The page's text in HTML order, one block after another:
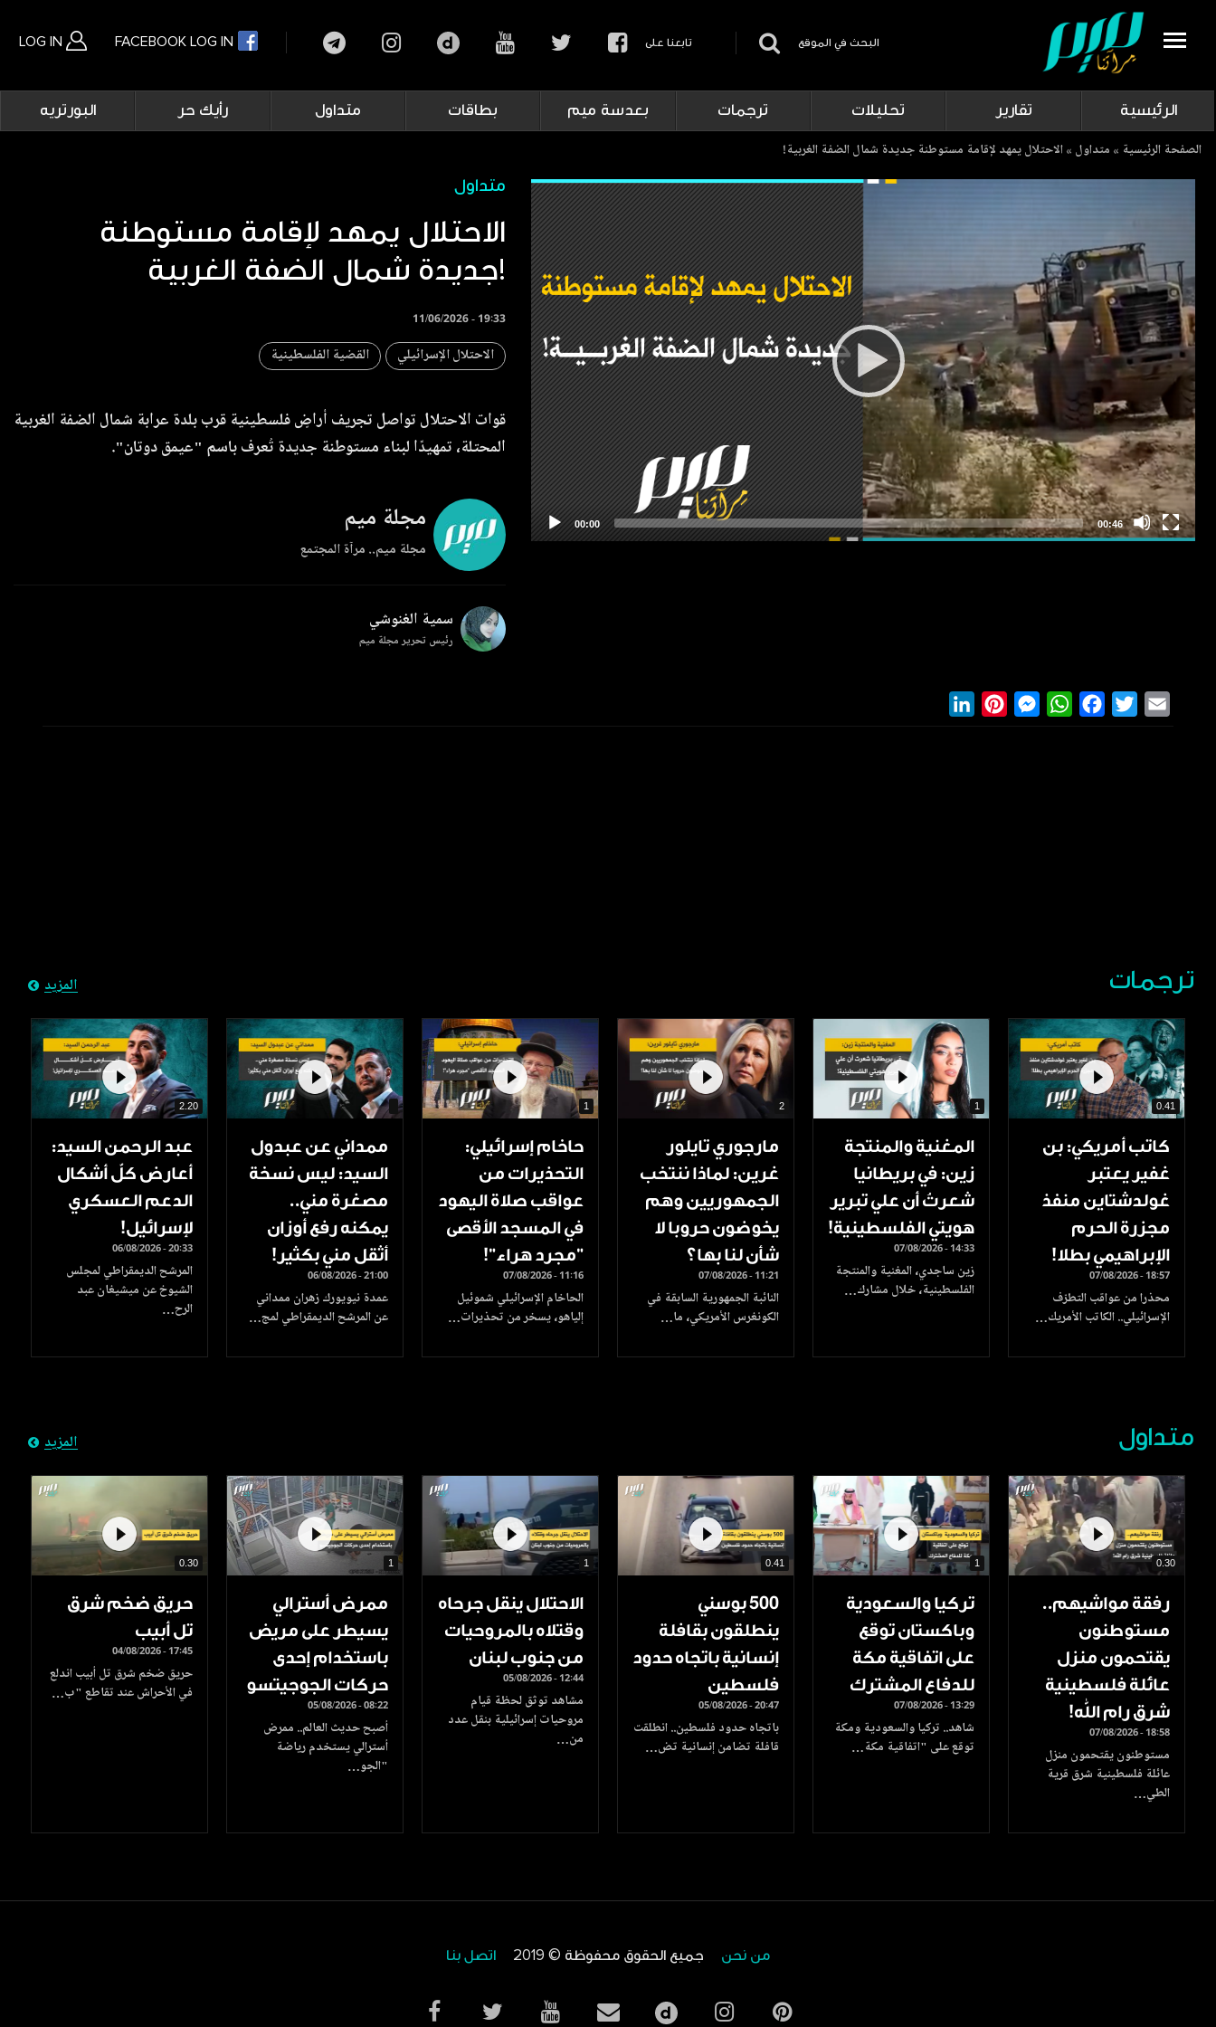
LOG IN FACEBOOK LOG IN البحث في الموقع تابعنا على
Main
navigation
الرئيسية تقارير تحليلات ترجمات بعدسة ميم بطاقات متداول رأيك حر البورتريه
Breadcrumb
الصفحة الرئيسية متداول الاحتلال يمهد لإقامة مستوطنة جديدة شمال الضفة الغربية!
متداول
الاحتلال يمهد لإقامة مستوطنة
جديدة شمال الضفة الغربية!
11/06/2026 - 19:33
الاحتلال الإسرائيلي القضية الفلسطينية
قوات الاحتلال تواصل تجريف أراضٍ فلسطينية قرب بلدة عرابة شمال الضفة الغربية
المحتلة، تمهيدًا لبناء مستوطنة جديدة تُعرف باسم "عيمق دوتان".
مجلة ميم
مجلة ميم.. مرآة المجتمع
سمية الغنوشي
رئيس تحرير مجلة ميم
LinkedInPinterestMessengerWhatsAppFacebook
Twitter
ترجمات المزيد
0.41
كاتب أمريكي: بن
غفير يعتبر
غولدشتاين منفذ
مجزرة الحرم
الإبراهيمي بطلا!
07/08/2026 - 18:57
محذرا من عواقب التطرّف
الإسرائيلي.. الكاتب الأمريك…
1
المغنية والمنتجة
زين: في بريطانيا
شعرتُ أن علي تبرير
هويتي الفلسطينية!
07/08/2026 - 14:33
زين ساجدي، المغنية والمنتجة
الفلسطينية، خلال مشارك…
2
مارجوري تايلور
غرين: لماذا ننتخب
الجمهوريين وهم
يخوضون حروبا لا
شأن لنا بها؟
07/08/2026 - 11:21
النائبة الجمهورية السابقة في
الكونغرس الأمريكي، ما…
1
حاخام إسرائيلي:
التحذيرات من
عواقب صلاة اليهود
في المسجد الأقصى
"مجرد هراء"!
07/08/2026 - 11:16
الحاخام الإسرائيلي شموئيل
إلياهو، يسخر من تحذيرات…
ممداني عن عبدول
السيد: ليس نسخة
مصغرة مني..
يمكنه رفع أوزان
أثقل مني بكثير!
06/08/2026 - 21:00
عمدة نيويورك زهران ممداني
عن المرشح الديمقراطي لمج…
2.20
عبد الرحمن السيد:
أعارض كلّ أشكال
الدعم العسكري
لإسرائيل!
06/08/2026 - 20:33
المرشح الديمقراطي لمجلس
الشيوخ عن ميشيغان عبد
الرح…
متداول المزيد
0.30
رفقة مواشيهم..
مستوطنون
يقتحمون منزل
عائلة فلسطينية
شرق رام الله!
07/08/2026 - 18:58
مستوطنون يقتحمون منزل
عائلة فلسطينية شرق قرية
الطي…
1
تركيا والسعودية
وباكستان توقع
على اتفاقية مكة
للدفاع المشترك
07/08/2026 - 13:29
شاهد.. تركيا والسعودية ومكة
توقع على "اتفاقية مكة…
0.41
500 بوسني
ينطلقون بقافلة
إنسانية باتجاه حدود
فلسطين
05/08/2026 - 20:47
باتجاه حدود فلسطين.. انطلقت
قافلة تضامن إنسانية تض…
1
الاحتلال ينقل جرحاه
وقتلاه بالمروحيات
من جنوب لبنان
05/08/2026 - 12:44
مشاهد توثق لحظة قيام
مروحيات إسرائيلية بنقل عدد
من…
1
ممرض أسترالي
يسيطر على مريض
باستخدام إحدى
حركات الجوجيتسو
05/08/2026 - 08:22
أصبح حديث العالم.. ممرض
أسترالي يستخدم رياضة
"الجو…
0.30
حريق ضخم شرق
تل أبيب
04/08/2026 - 17:45
حريق ضخم شرق تل أبيب اندلع
في الأحراش عند تقاطع "ب…
من نحن جميع الحقوق محفوظة © 2019 اتصل بنا